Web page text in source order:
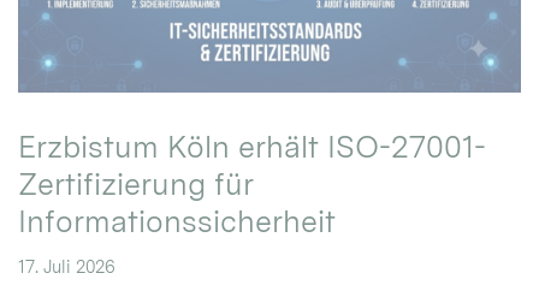
Erzbistum Köln erhält ISO-27001-
Zertifizierung für
Informationssicherheit
17. Juli 2026